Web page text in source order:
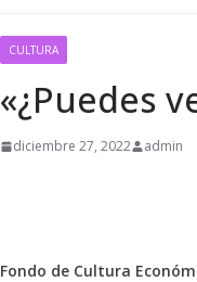
CULTURA
«¿Puedes
diciembre 27, 2022 admin
Fondo de Cultura